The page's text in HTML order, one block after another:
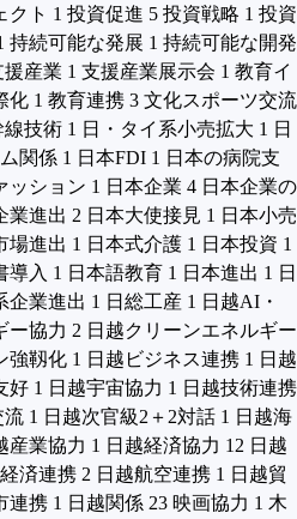
クト 1 投資促進 5 投資戦略 1 投資
持続可能な発展 1 持続可能な開発
援産業 1 支援産業展示会 1 教育イ
化 1 教育連携 3 文化スポーツ交流
線技術 1 日・タイ系小売拡大 1 日
関係 1 日本FDI 1 日本の病院支
ッション 1 日本企業 4 日本企業の
業進出 2 日本大使接見 1 日本小売
場進出 1 日本式介護 1 日本投資 1
導入 1 日本語教育 1 日本進出 1 日
企業進出 1 日総工産 1 日越AI・
ー協力 2 日越クリーンエネルギー
強靱化 1 日越ビジネス連携 1 日越
好 1 日越宇宙協力 1 日越技術連携
流 1 日越次官級2＋2対話 1 日越海
産業協力 1 日越経済協力 12 日越
済連携 2 日越航空連携 1 日越貿
連携 1 日越関係 23 映画協力 1 木